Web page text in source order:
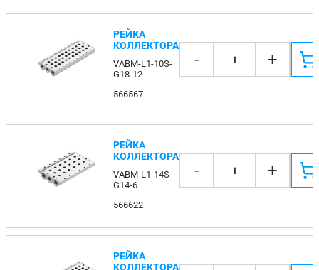
РЕЙКА
КОЛЛЕКТОРА
VABM-L1-10S-
G18-12
566567
- 1 +
РЕЙКА
КОЛЛЕКТОРА
VABM-L1-14S-
G14-6
566622
- 1 +
РЕЙКА
КОЛЛЕКТОРА